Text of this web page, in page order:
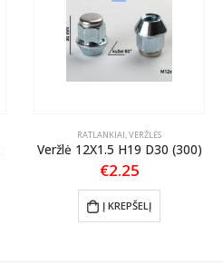
RATLANKIAI,VERŽLĖS
Veržlė 12X1.5 H19 D30 (300)
€2.25
Į KREPŠELĮ